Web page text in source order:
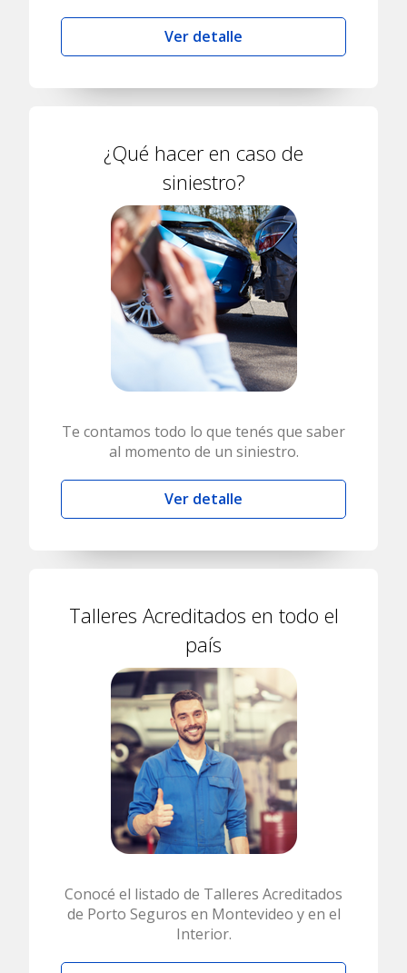
Ver detalle
¿Qué hacer en caso de
siniestro?
Te contamos todo lo que tenés que saber
al momento de un siniestro.
Ver detalle
Talleres Acreditados en todo el
país
Conocé el listado de Talleres Acreditados
de Porto Seguros en Montevideo y en el
Interior.